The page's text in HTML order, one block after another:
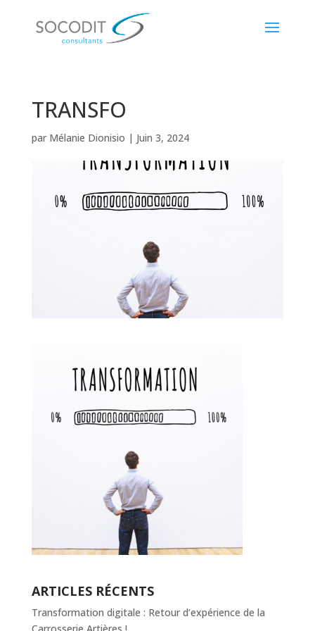
TRANSFO
par Mélanie Dionisio | Juin 3, 2024
ARTICLES RÉCENTS
Transformation digitale : Retour d’expérience de la